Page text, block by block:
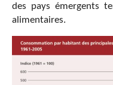
des pays émergents
alimentaires.